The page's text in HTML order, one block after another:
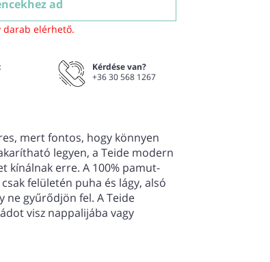
ad
darab elérhető.
Kérdése van?
+36 30 568 1267
mert fontos, hogy könnyen
legyen, a Teide modern
kínálnak erre. A 100% pamut-
felületén puha és lágy, alsó
ne gyűrődjön fel. A Teide
visz nappalijába vagy